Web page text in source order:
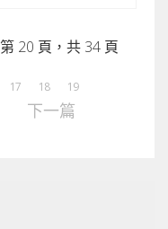
第 20 頁，共 34 頁
17 18
19
下一篇